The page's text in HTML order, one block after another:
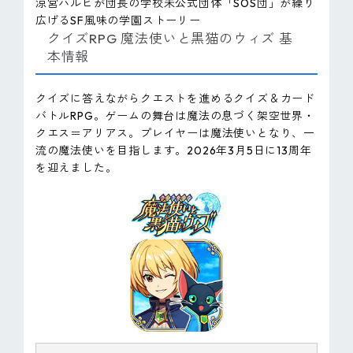
涼宮ハルヒが団長の学校未公式団体「SOS団」が繰り
広げるSF風味の学園ストーリー
クイズRPG 魔法使いと黒猫のウィズ 基
本情報
クイズに答えながらクエストを進めるクイズ＆カード
バトルRPG。ゲームの舞台は魔法の息づく架空世界・
クエス＝アリアス。プレイヤーは魔法使いとなり、一
流の魔法使いを目指します。2026年3月5日に13周年
を迎えました。